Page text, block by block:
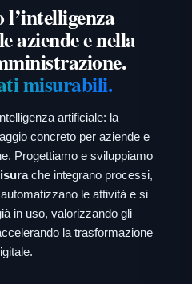
aziende e nella
misurabili.
artificiale: la
concreto per aziende e
Progettiamo e sviluppiamo
che integrano processi,
le attività e si
in uso, valorizzando gli
la trasformazione